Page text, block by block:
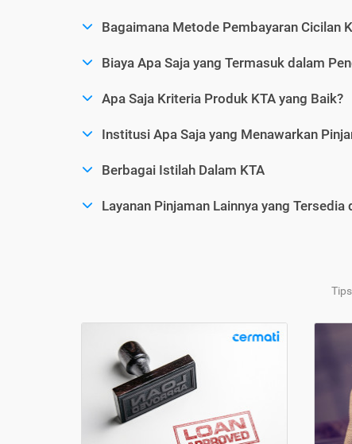
Bagaimana Metode Pembayaran Cicilan
Biaya Apa Saja yang Termasuk dalam
Apa Saja Kriteria Produk KTA yang Baik?
Institusi Apa Saja yang Menawarkan
Berbagai Istilah Dalam KTA
Layanan Pinjaman Lainnya yang Tersedia